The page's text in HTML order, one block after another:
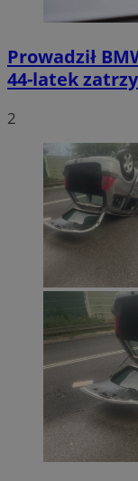
Prowadził
44-latek
2